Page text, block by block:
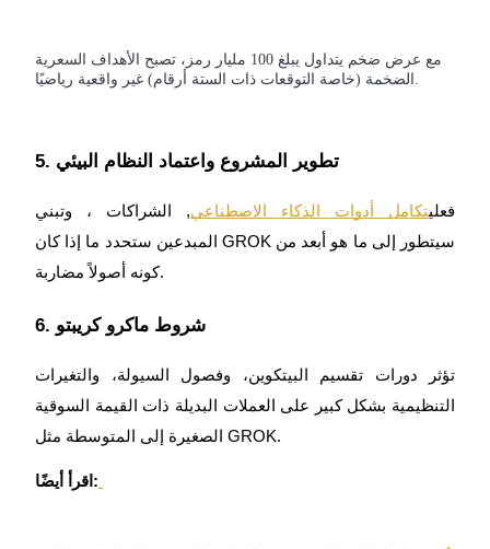
القروض
خدمة الاقتراض المدعومة بالعملات المشفرة
مع عرض ضخم يتداول يبلغ 100 مليار رمز، تصبح الأهداف السعرية
الضخمة (خاصة التوقعات ذات الستة أرقام) غير واقعية رياضيًا.
5. تطوير المشروع واعتماد النظام البيئي
فعليتكامل أدوات الذكاء الاصطناعي, الشراكات ، وتبني
المبدعين ستحدد ما إذا كان GROK سيتطور إلى ما هو أبعد من
كونه أصولاً مضاربة.
6. شروط ماكرو كريبتو
تؤثر دورات تقسيم البيتكوين، وفصول السيولة، والتغيرات
التنظيمية بشكل كبير على العملات البديلة ذات القيمة السوقية
الصغيرة إلى المتوسطة مثل GROK.
اقرأ أيضًا: